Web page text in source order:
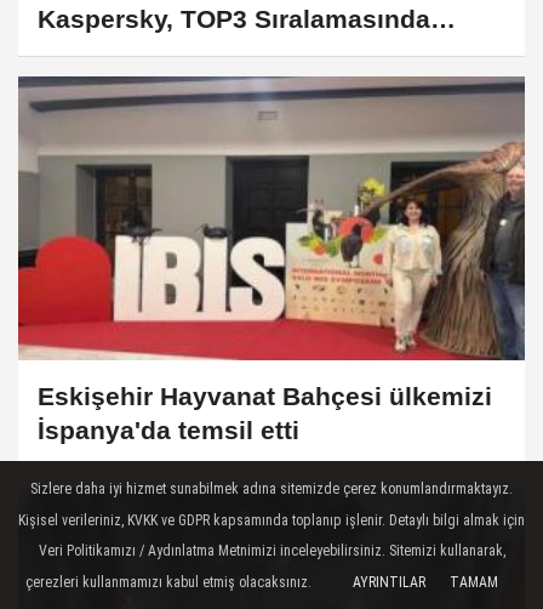
Kaspersky, TOP3 Sıralamasında
%97'lik Başarı Elde Etti
Eskişehir Hayvanat Bahçesi ülkemizi
İspanya'da temsil etti
Sizlere daha iyi hizmet sunabilmek adına sitemizde çerez konumlandırmaktayız.
Kişisel verileriniz, KVKK ve GDPR kapsamında toplanıp işlenir. Detaylı bilgi almak için
Veri Politikamızı / Aydınlatma Metnimizi inceleyebilirsiniz. Sitemizi kullanarak,
çerezleri kullanmamızı kabul etmiş olacaksınız.
AYRINTILAR TAMAM